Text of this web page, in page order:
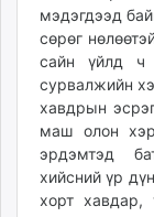
мэдэгдээд
сөрөг
сайн үйлд ч
сурвалжийн
хавдрын
маш олон
эрдэмтэд
хийсний үр
хорт хавдар,